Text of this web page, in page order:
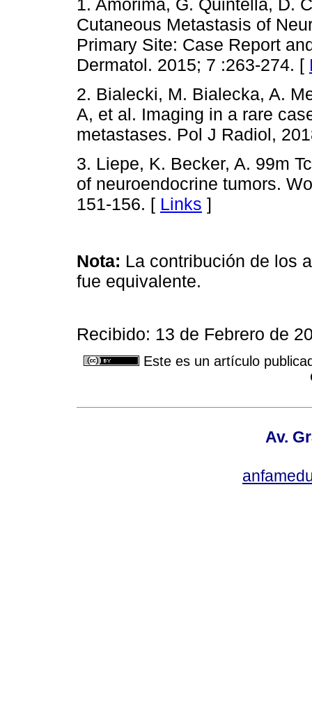
1. Amorima, G. Quintella, D.
Cutaneous Metastasis of
Primary Site: Case Report
Dermatol. 2015; 7 :263-274. [
2. Bialecki, M. Bialecka, A.
A, et al. Imaging in a rare
metastases. Pol J Radiol,
3. Liepe, K. Becker, A. 99m
of neuroendocrine tumors.
151-156. [ Links ]
Nota: La contribución de los
fue equivalente.
Recibido: 13 de Febrero de
Este es un artículo
Av.